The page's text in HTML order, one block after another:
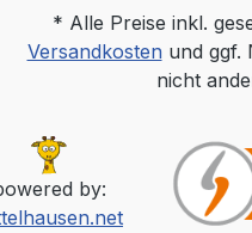
* Alle Preise inkl.
Versandkostenund ggf.
nicht
by: